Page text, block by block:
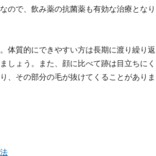
ので、飲み薬の抗菌薬も有効な治療となり
体質的にできやすい方は長期に渡り繰り返
しょう。また、顔に比べて跡は目立ちにく
、その部分の毛が抜けてくることがありま